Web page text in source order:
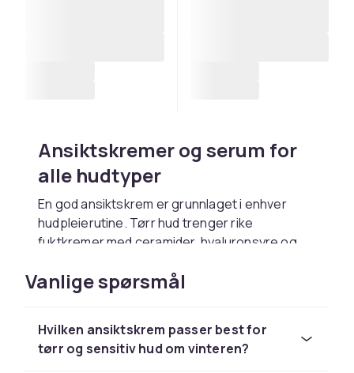
Ansiktskremer og serum for
alle hudtyper
En god ansiktskrem er grunnlaget i enhver
hudpleierutine. Tørr hud trenger rike
fuktkremer med ceramider, hyaluronsyre og
på fukten hele dagen. Fet og akne-utsatt hud
trives best med lette, oljefrie gelkremer med
talgproduksjonen uten å tette porene. Serum
med konsentrerte aktive ingredienser som C-
Vanlige spørsmål
Hvilken ansiktskrem passer best for
tørr og sensitiv hud om vinteren?